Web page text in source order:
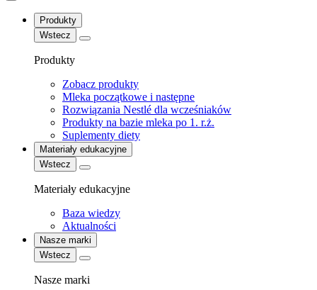
Produkty
Wstecz
Produkty
Zobacz produkty
Mleka początkowe i następne
Rozwiązania Nestlé dla wcześniaków
Produkty na bazie mleka po 1. r.ż.
Suplementy diety
Materiały edukacyjne
Wstecz
Materiały edukacyjne
Baza wiedzy
Aktualności
Nasze marki
Wstecz
Nasze marki